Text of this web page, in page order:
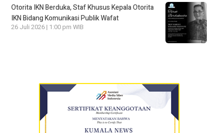
Otorita IKN Berduka, Staf Khusus Kepala Otorita
IKN Bidang Komunikasi Publik Wafat
26 Juli 2026 | 1:00 pm WIB